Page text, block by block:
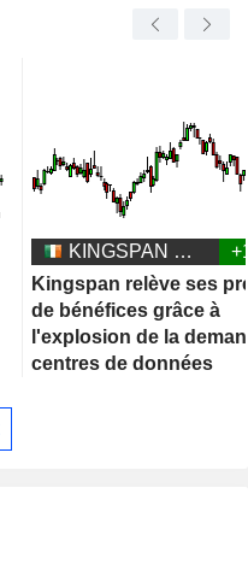
KINGSPAN GROUP PLC
Kingspan relève ses
de bénéfices grâce à
l'explosion de la
centres de données